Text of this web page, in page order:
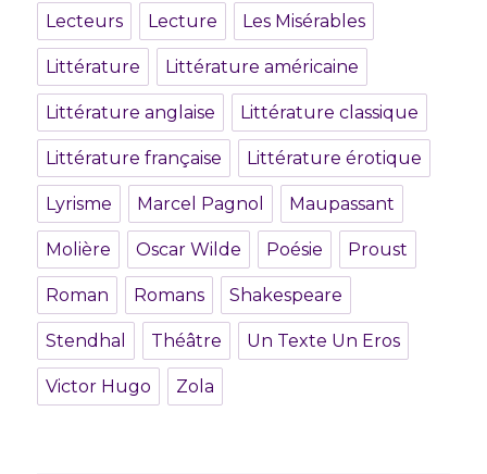
Lecteurs Lecture Les Misérables
Littérature Littérature américaine
Littérature anglaise Littérature classique
Littérature française Littérature érotique
Lyrisme Marcel Pagnol Maupassant
Molière Oscar Wilde Poésie Proust
Roman Romans Shakespeare
Stendhal Théâtre Un Texte Un Eros
Victor Hugo Zola